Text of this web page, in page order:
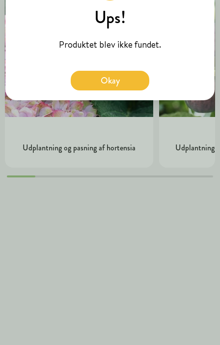
Udplantning og pasning af hortensia Udplantning
Ups!
Produktet blev ikke fundet.
Okay